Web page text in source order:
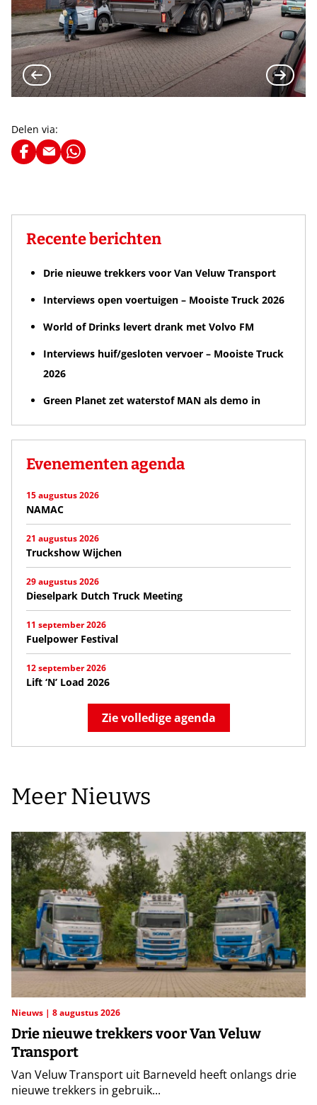
Delen via:
Recente berichten
Drie nieuwe trekkers voor Van Veluw Transport
Interviews open voertuigen – Mooiste Truck 2026
World of Drinks levert drank met Volvo FM
Interviews huif/gesloten vervoer – Mooiste Truck
2026
Green Planet zet waterstof MAN als demo in
Evenementen agenda
15 augustus 2026
NAMAC
21 augustus 2026
Truckshow Wijchen
29 augustus 2026
Dieselpark Dutch Truck Meeting
11 september 2026
Fuelpower Festival
12 september 2026
Lift ‘N’ Load 2026
Zie volledige agenda
Meer Nieuws
Nieuws 8 augustus 2026
Drie nieuwe trekkers voor Van Veluw
Transport
Van Veluw Transport uit Barneveld heeft onlangs drie
nieuwe trekkers in gebruik...